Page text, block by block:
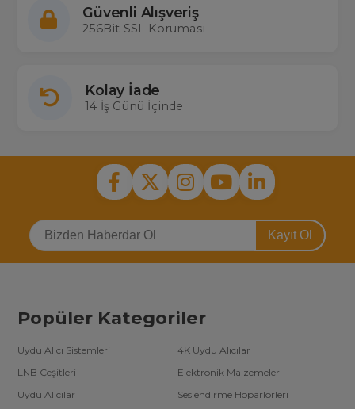
Güvenli Alışveriş
256Bit SSL Koruması
Kolay İade
14 İş Günü İçinde
Kayıt Ol
Popüler Kategoriler
Uydu Alıcı Sistemleri
4K Uydu Alıcılar
LNB Çeşitleri
Elektronik Malzemeler
Uydu Alıcılar
Seslendirme Hoparlörleri